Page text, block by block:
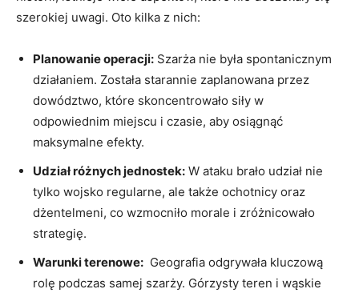
szerokiej uwagi. Oto kilka z nich:
Planowanie operacji: Szarża nie ‍była spontanicznym
działaniem. Została starannie ‍zaplanowana ⁢przez⁣
dowództwo, które skoncentrowało siły w⁣
odpowiednim miejscu ⁣i czasie, aby osiągnąć
maksymalne efekty.
Udział różnych ⁣jednostek: W ataku brało udział nie
tylko wojsko regularne, ale także ochotnicy oraz
dżentelmeni, co wzmocniło morale i zróżnicowało
strategię.
Warunki terenowe: ‌ Geografia odgrywała kluczową
rolę podczas⁤ samej‍ szarży. Górzysty ​teren i wąskie‍